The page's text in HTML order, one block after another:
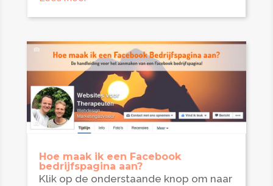
Hoe maak ik een Facebook
bedrijfspagina aan?
Klik op de onderstaande knop om naar